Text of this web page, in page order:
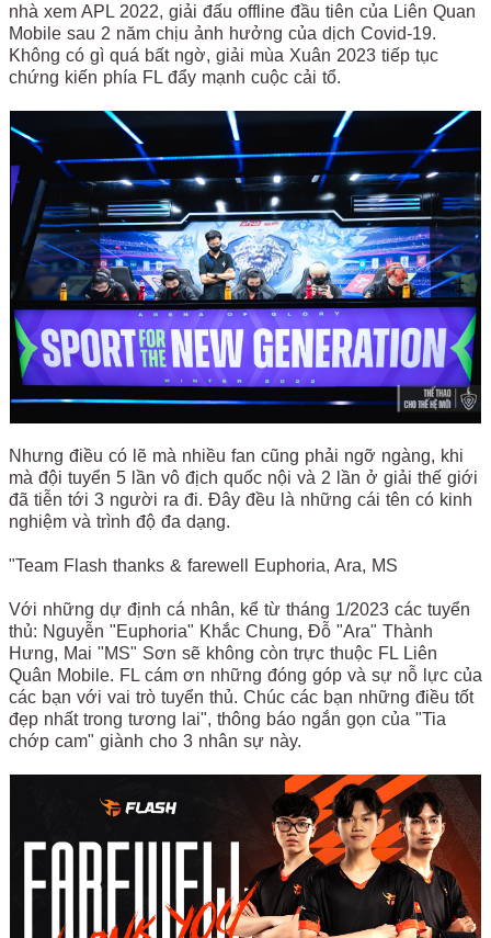
nhà xem APL 2022, giải đấu offline đầu tiên của Liên Quan
Mobile sau 2 năm chịu ảnh hưởng của dịch Covid-19.
Không có gì quá bất ngờ, giải mùa Xuân 2023 tiếp tục
chứng kiến phía FL đẩy mạnh cuộc cải tổ.
Nhưng điều có lẽ mà nhiều fan cũng phải ngỡ ngàng, khi
mà đội tuyển 5 lần vô địch quốc nội và 2 lần ở giải thế giới
đã tiễn tới 3 người ra đi. Đây đều là những cái tên có kinh
nghiệm và trình độ đa dạng.
"Team Flash thanks & farewell Euphoria, Ara, MS
Với những dự định cá nhân, kể từ tháng 1/2023 các tuyển
thủ: Nguyễn "Euphoria" Khắc Chung, Đỗ "Ara" Thành
Hưng, Mai "MS" Sơn sẽ không còn trực thuộc FL Liên
Quân Mobile. FL cám ơn những đóng góp và sự nỗ lực của
các bạn với vai trò tuyển thủ. Chúc các bạn những điều tốt
đẹp nhất trong tương lai", thông báo ngắn gọn của "Tia
chớp cam" giành cho 3 nhân sự này.